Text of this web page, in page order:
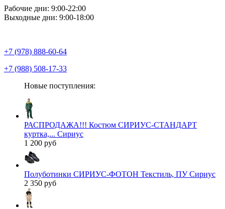
Рабочие дни: 9:00-22:00
Выходные дни: 9:00-18:00
+7 (978) 888-60-64
+7 (988) 508-17-33
Новые поступления:
РАСПРОДАЖА!!! Костюм СИРИУС-СТАНДАРТ
куртка,... Сириус
1 200 руб
Полуботинки СИРИУС-ФОТОН Текстиль, ПУ Сириус
2 350 руб